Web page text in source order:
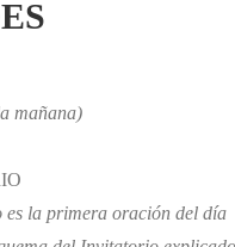
mañana)
es la primera oración del día